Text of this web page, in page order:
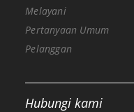
Melayani
Pertanyaan Umum
Pelanggan
Hubungi kami